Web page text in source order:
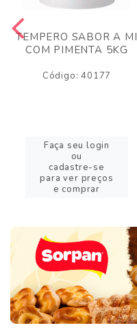
TEMPERO SABOR A MI
COM PIMENTA 5KG
Código: 40177
Faça seu login
ou
cadastre-se
para ver preços
e comprar